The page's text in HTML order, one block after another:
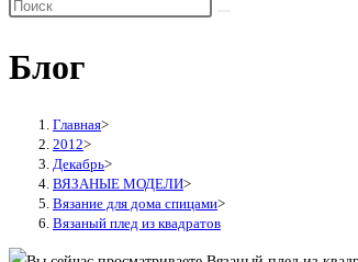
Блог
Главная>
2012>
Декабрь>
ВЯЗАНЫЕ МОДЕЛИ>
Вязание для дома спицами>
Вязаный плед из квадратов